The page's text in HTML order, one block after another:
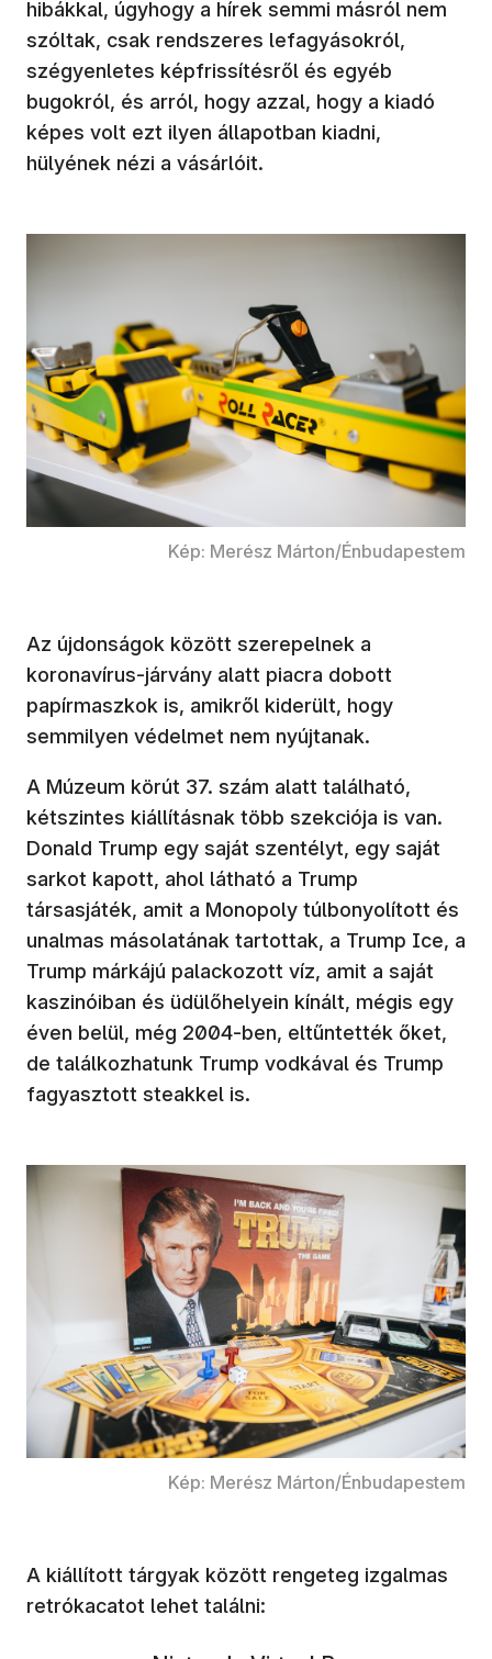
hibákkal, úgyhogy a hírek semmi másról nem
szóltak, csak rendszeres lefagyásokról,
szégyenletes képfrissítésről és egyéb
bugokról, és arról, hogy azzal, hogy a kiadó
képes volt ezt ilyen állapotban kiadni,
hülyének nézi a vásárlóit.
Kép: Merész Márton/Énbudapestem
Az újdonságok között szerepelnek a
koronavírus-járvány alatt piacra dobott
papírmaszkok is, amikről kiderült, hogy
semmilyen védelmet nem nyújtanak.
A Múzeum körút 37. szám alatt található,
kétszintes kiállításnak több szekciója is van.
Donald Trump egy saját szentélyt, egy saját
sarkot kapott, ahol látható a Trump
társasjáték, amit a Monopoly túlbonyolított és
unalmas másolatának tartottak, a Trump Ice, a
Trump márkájú palackozott víz, amit a saját
kaszinóiban és üdülőhelyein kínált, mégis egy
éven belül, még 2004-ben, eltűntették őket,
de találkozhatunk Trump vodkával és Trump
fagyasztott steakkel is.
Kép: Merész Márton/Énbudapestem
A kiállított tárgyak között rengeteg izgalmas
retrókacatot lehet találni: